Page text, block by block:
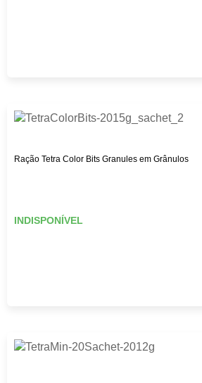
Ração Tetra Color Bits Granules em Grânulos
INDISPONÍVEL